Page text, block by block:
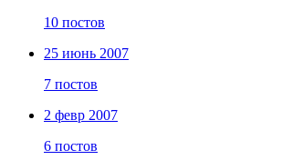
10 постов
25 июнь 2007
7 постов
2 февр 2007
6 постов